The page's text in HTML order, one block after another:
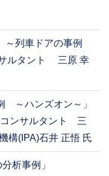
列車ドアの事例
ルタント 三原 幸
～ハンズオン～」
サルタント 三
構(IPA)石井 正悟 氏
分析事例」